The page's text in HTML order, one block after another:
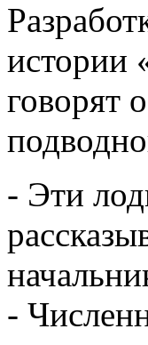
истории
говорят
- Эти
-